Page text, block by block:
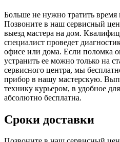
Больше не нужно тратить время
Позвоните в наш сервисный
выезд мастера на дом.
специалист проведет
офисе или дома. Если поломка
устранить ее можно только на
сервисного центра, мы
прибор в нашу мастерскую.
технику курьером, в удобное
абсолютно бесплатна.
Сроки доставки